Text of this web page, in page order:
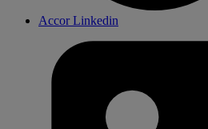
Accor Linkedin